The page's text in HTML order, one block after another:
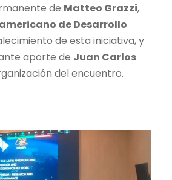
de Matteo Grazzi,
de Desarrollo
de esta iniciativa, y
aporte de Juan Carlos
del encuentro.